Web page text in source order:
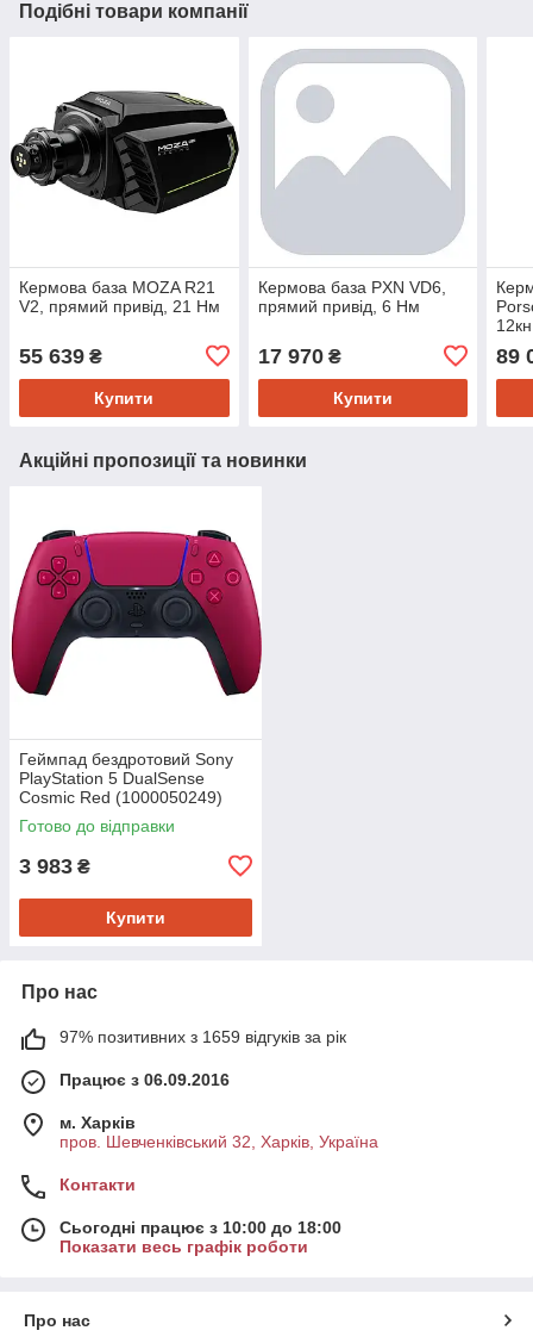
Подібні товари компанії
Кермова база MOZA R21
V2, прямий привід, 21 Нм
55 639 ₴
Купити
Кермова база PXN VD6,
прямий привід, 6 Нм
17 970₴
Купити
89
Акційні пропозиції та новинки
Геймпад бездротовий Sony
PlayStation 5 DualSense
Cosmic Red (1000050249)
Готово до відправки
3 983 ₴
Купити
Про нас
97% позитивних з 1659 відгуків за рік
Працює з 06.09.2016
м. Харків
пров. Шевченківський 32, Харків, Україна
Контакти
Сьогодні працює з 10:00 до 18:00
Показати весь графік роботи
Про нас